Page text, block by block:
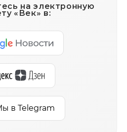
на электронную
«Век» в:
в Telegram